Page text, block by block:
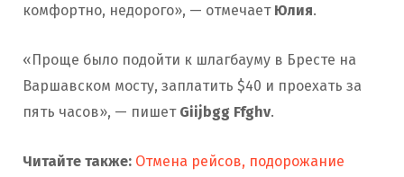
комфортно, недорого», — отмечает Юлия.
«Проще было подойти к шлагбауму в Бресте на
Варшавском мосту, заплатить $40 и проехать за
пять часов», — пишет Giijbgg Ffghv.
Читайте также: Отмена рейсов, подорожание